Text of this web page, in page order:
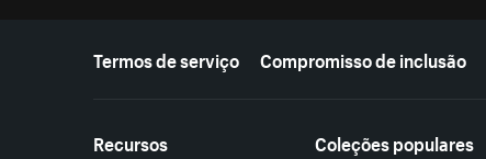
Mais recursos
Termos de serviço Compromisso de inclusão
Recursos Coleções populares